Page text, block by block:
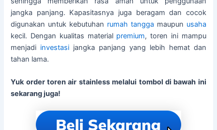
jangka panjang. Kapasitasnya juga beragam dan cocok
digunakan untuk kebutuhan rumah tangga maupun usaha
kecil. Dengan kualitas material premium, toren ini mampu
menjadi investasi jangka panjang yang lebih hemat dan
tahan lama.
Yuk order toren air stainless melalui tombol di bawah ini
sekarang juga!